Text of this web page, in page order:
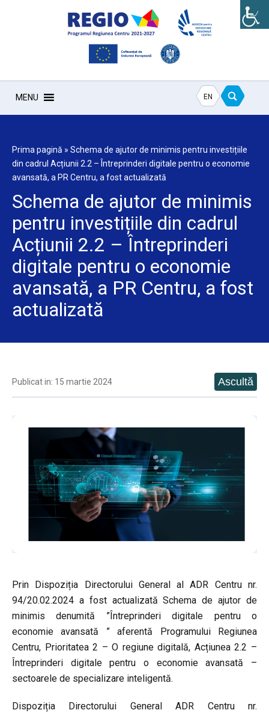
MENU EN
Prima pagină » Schema de ajutor de minimis pentru investițiile
din cadrul Acțiunii 2.2 – Întreprinderi digitale pentru o economie
avansată, a PR Centru, a fost actualizată
Schema de ajutor de minimis
pentru investițiile din cadrul
Acțiunii 2.2 – Întreprinderi
digitale pentru o economie
avansată, a PR Centru, a fost
actualizată
Publicat in: 15 martie 2024
Prin Dispoziția Directorului General al ADR Centru nr.
94/20.02.2024 a fost actualizată Schema de ajutor de
minimis denumită ”Întreprinderi digitale pentru o
economie avansată ” aferentă Programului Regiunea
Centru, Prioritatea 2 – O regiune digitală, Acțiunea 2.2 –
Întreprinderi digitale pentru o economie avansată –
sectoarele de specializare inteligentă.
Dispoziția Directorului General ADR Centru nr.